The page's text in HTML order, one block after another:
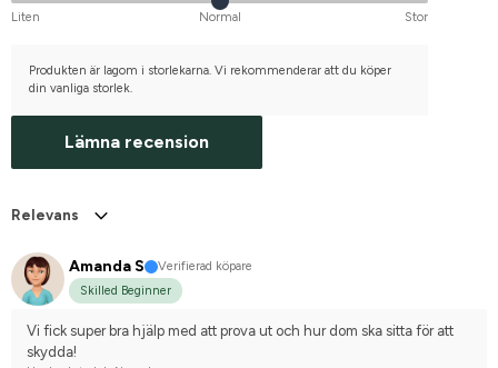
Liten Normal Stor
Produkten är lagom i storlekarna. Vi rekommenderar att du köper
din vanliga storlek.
Lämna recension
Relevans
Amanda S
Verifierad köpare
Skilled Beginner
Vi fick super bra hjälp med att prova ut och hur dom ska sitta för att
skydda!